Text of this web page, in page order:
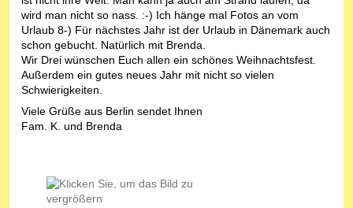
wird man nicht so nass. :-) Ich hänge mal Fotos an vom
Urlaub 8-) Für nächstes Jahr ist der Urlaub in Dänemark auch
schon gebucht. Natürlich mit Brenda.
Wir Drei wünschen Euch allen ein schönes Weihnachtsfest.
Außerdem ein gutes neues Jahr mit nicht so vielen
Schwierigkeiten.
Viele Grüße aus Berlin sendet Ihnen
Fam. K. und Brenda